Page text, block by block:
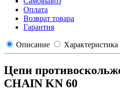
Оплата
Возврат товара
Гарантия
Описание Характеристика
Цепи
CHAIN KN 60